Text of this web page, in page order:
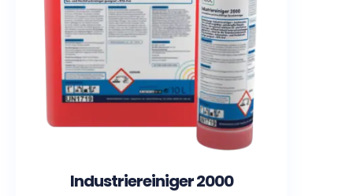
Industriereiniger 2000